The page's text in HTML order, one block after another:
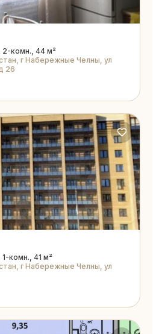
комн., 44 м²
г Набережные Челны, ул
26
комн., 41 м²
г Набережные Челны, ул